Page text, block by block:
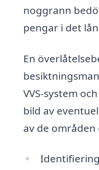
noggrann
pengar i det
En
VVS-system
bild av
av de